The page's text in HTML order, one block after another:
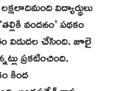
విద్యార్థులు
వందనం’ పథకం
విడుదల చేసింది. జూలై
ప్రకటించింది.
కింద